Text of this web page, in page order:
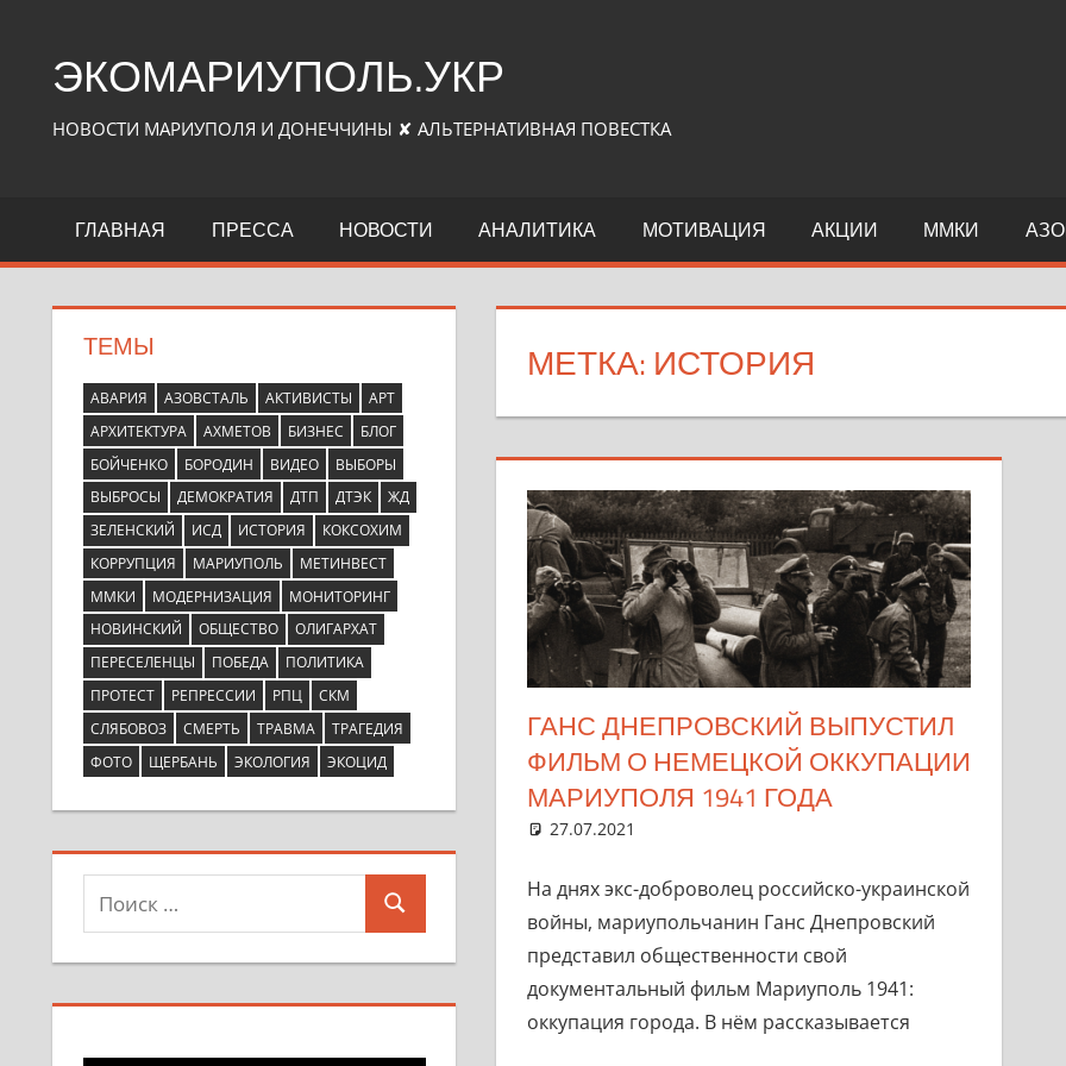
контентуЭКОМАРИУПОЛЬ.УКР
НОВОСТИ МАРИУПОЛЯ И ДОНЕЧЧИНЫ ✘ АЛЬТЕРНАТИВНАЯ ПОВЕСТКА
ГЛАВНАЯ ПРЕССА НОВОСТИ АНАЛИТИКА МОТИВАЦИЯ АКЦИИ ММКИ
МЕТКА: ИСТОРИЯ
ГАНС ДНЕПРОВСКИЙ ВЫПУСТИЛ
ФИЛЬМ О НЕМЕЦКОЙ ОККУПАЦИИ
МАРИУПОЛЯ 1941 ГОДА
27.07.2021
На днях экс-доброволец российско-украинской
войны, мариупольчанин Ганс Днепровский
представил общественности свой
документальный фильм Мариуполь 1941:
оккупация города. В нём рассказывается
ТЕМЫ
АВАРИЯ АЗОВСТАЛЬ АКТИВИСТЫ
АРТ
АРХИТЕКТУРА
АХМЕТОВ БИЗНЕС
БЛОГ
БОЙЧЕНКО
БОРОДИН ВИДЕО
ВЫБОРЫ
ВЫБРОСЫ
ДЕМОКРАТИЯ ДТП ДТЭК
ЖД
ЗЕЛЕНСКИЙ
ИСД ИСТОРИЯ
КОКСОХИМ
КОРРУПЦИЯ
МАРИУПОЛЬ
МЕТИНВЕСТ
ММКИ
МОДЕРНИЗАЦИЯ
МОНИТОРИНГ
НОВИНСКИЙ
ОБЩЕСТВО
ОЛИГАРХАТ
ПЕРЕСЕЛЕНЦЫ
ПОБЕДА
ПОЛИТИКА
ПРОТЕСТ
РЕПРЕССИИ РПЦ
СКМ
СЛЯБОВОЗ
СМЕРТЬ ТРАВМА
ТРАГЕДИЯ
ФОТО
ЩЕРБАНЬ ЭКОЛОГИЯ ЭКОЦИД